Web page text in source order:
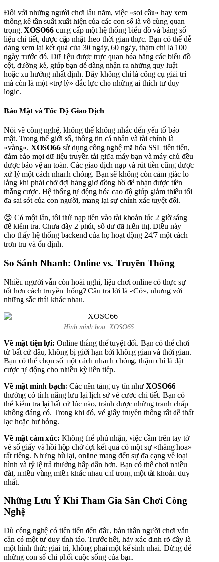
Đối với những người chơi lâu năm, việc «soi cầu» hay xem
thống kê tần suất xuất hiện của các con số là vô cùng quan
trọng. XOSO66 cung cấp một hệ thống biểu đồ và bảng số
liệu chi tiết, được cập nhật theo thời gian thực. Bạn có thể dễ
dàng xem lại kết quả của 30 ngày, 60 ngày, thậm chí là 100
ngày trước đó. Dữ liệu được trực quan hóa bằng các biểu đồ
cột, đường kẻ, giúp bạn dễ dàng nhận ra những quy luật
hoặc xu hướng nhất định. Đây không chỉ là công cụ giải trí
mà còn là một «trợ lý» đắc lực cho những ai thích tư duy
logic.
Bảo Mật và Tốc Độ Giao Dịch
Nói về công nghệ, không thể không nhắc đến yếu tố bảo
mật. Trong thế giới số, thông tin cá nhân và tài chính là
«vàng». XOSO66 sử dụng công nghệ mã hóa SSL tiên tiến,
đảm bảo mọi dữ liệu truyền tải giữa máy bạn và máy chủ đều
được bảo vệ an toàn. Các giao dịch nạp và rút tiền cũng được
xử lý một cách nhanh chóng. Bạn sẽ không còn cảm giác lo
lắng khi phải chờ đợi hàng giờ đồng hồ để nhận được tiền
thắng cược. Hệ thống tự động hóa cao độ giúp giảm thiểu tối
đa sai sót của con người, mang lại sự chính xác tuyệt đối.
😊 Có một lần, tôi thử nạp tiền vào tài khoản lúc 2 giờ sáng
để kiểm tra. Chưa đầy 2 phút, số dư đã hiển thị. Điều này
cho thấy hệ thống backend của họ hoạt động 24/7 một cách
trơn tru và ổn định.
So Sánh Nhanh: Online vs. Truyền Thống
Nhiều người vẫn còn hoài nghi, liệu chơi online có thực sự
tốt hơn cách truyền thống? Câu trả lời là «Có», nhưng với
những sắc thái khác nhau.
Hình minh hoạ: XOSO66
Về mặt tiện lợi: Online thắng thế tuyệt đối. Bạn có thể chơi
từ bất cứ đâu, không bị giới hạn bởi không gian và thời gian.
Bạn có thể chọn số một cách nhanh chóng, thậm chí là đặt
cược tự động cho nhiều kỳ liên tiếp.
Về mặt minh bạch: Các nền tảng uy tín như XOSO66
thường có tính năng lưu lại lịch sử vé cược chi tiết. Bạn có
thể kiểm tra lại bất cứ lúc nào, tránh được những tranh chấp
không đáng có. Trong khi đó, vé giấy truyền thống rất dễ thất
lạc hoặc hư hỏng.
Về mặt cảm xúc: Không thể phủ nhận, việc cầm trên tay tờ
vé số giấy và hồi hộp chờ đợi kết quả có một sự «thăng hoa»
rất riêng. Nhưng bù lại, online mang đến sự đa dạng về loại
hình và tỷ lệ trả thưởng hấp dẫn hơn. Bạn có thể chơi nhiều
đài, nhiều vùng miền khác nhau chỉ trong một tài khoản duy
nhất.
Những Lưu Ý Khi Tham Gia Sân Chơi Công
Nghệ
Dù công nghệ có tiên tiến đến đâu, bản thân người chơi vẫn
cần có một tư duy tỉnh táo. Trước hết, hãy xác định rõ đây là
một hình thức giải trí, không phải một kế sinh nhai. Đừng để
những con số chi phối cuộc sống của bạn.